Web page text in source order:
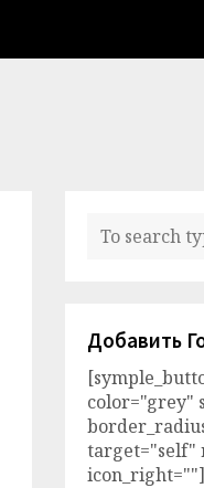
Добавить
color="grey"
target="self"